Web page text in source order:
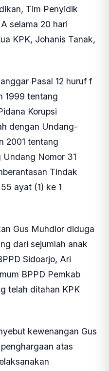
Tim Penyidik
selama 20 hari
KPK, Johanis Tanak,
Pasal 12 huruf f
1999 tentang
Korupsi
dengan Undang-
2001 tentang
Nomor 31
Tindak
ayat (1) ke 1
Gus Muhdlor diduga
dari sejumlah anak
Sidoarjo, Ari
BPPD Pemkab
telah ditahan KPK
kewenangan Gus
atas